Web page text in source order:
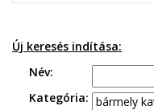
Új keresés indítása:
Név:
Kategória: